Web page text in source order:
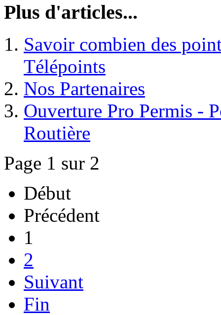
Plus d'articles...
Savoir combien des
Télépoints
Nos Partenaires
Ouverture Pro Permis -
Routière
Page 1 sur 2
Début
Précédent
1
2
Suivant
Fin